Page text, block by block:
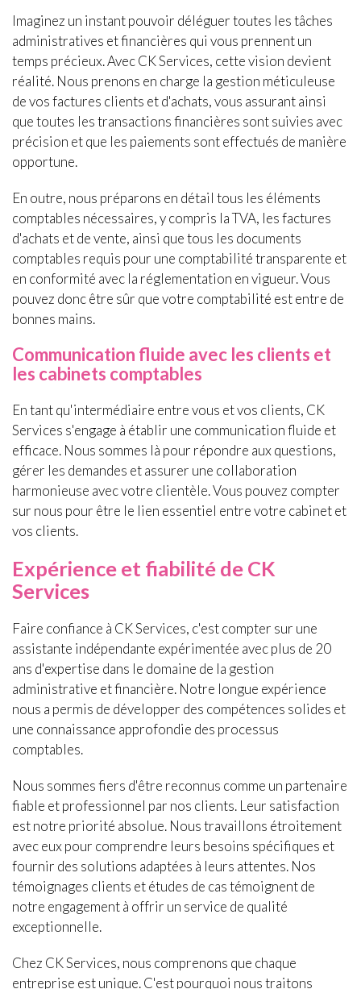
Imaginez un instant pouvoir déléguer toutes les tâches
administratives et financières qui vous prennent un
temps précieux. Avec CK Services, cette vision devient
réalité. Nous prenons en charge la gestion méticuleuse
de vos factures clients et d'achats, vous assurant ainsi
que toutes les transactions financières sont suivies avec
précision et que les paiements sont effectués de manière
opportune.
En outre, nous préparons en détail tous les éléments
comptables nécessaires, y compris la TVA, les factures
d'achats et de vente, ainsi que tous les documents
comptables requis pour une comptabilité transparente et
en conformité avec la réglementation en vigueur. Vous
pouvez donc être sûr que votre comptabilité est entre de
bonnes mains.
Communication fluide avec les clients et
les cabinets comptables
En tant qu'intermédiaire entre vous et vos clients, CK
Services s'engage à établir une communication fluide et
efficace. Nous sommes là pour répondre aux questions,
gérer les demandes et assurer une collaboration
harmonieuse avec votre clientèle. Vous pouvez compter
sur nous pour être le lien essentiel entre votre cabinet et
vos clients.
Expérience et fiabilité de CK
Services
Faire confiance à CK Services, c'est compter sur une
assistante indépendante expérimentée avec plus de 20
ans d'expertise dans le domaine de la gestion
administrative et financière. Notre longue expérience
nous a permis de développer des compétences solides et
une connaissance approfondie des processus
comptables.
Nous sommes fiers d'être reconnus comme un partenaire
fiable et professionnel par nos clients. Leur satisfaction
est notre priorité absolue. Nous travaillons étroitement
avec eux pour comprendre leurs besoins spécifiques et
fournir des solutions adaptées à leurs attentes. Nos
témoignages clients et études de cas témoignent de
notre engagement à offrir un service de qualité
exceptionnelle.
Chez CK Services, nous comprenons que chaque
entreprise est unique. C'est pourquoi nous traitons